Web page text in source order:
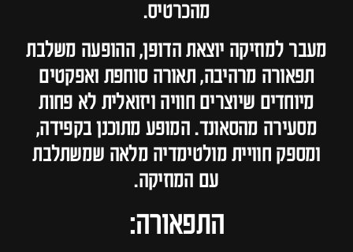
מהכרטיס.
מעבר למוזיקה יוצאת הדופן, ההופעה משלבת
תפאורה מרהיבה, תאורה סוחפת ואפקטים
מיוחדים שיוצרים חוויה ויזואלית לא פחות
מסעירה מהסאונד. המופע מתוכנן בקפידה,
ומספק חוויית מולטימדיה מלאה שמשתלבת
עם המוזיקה.
התפאורה: